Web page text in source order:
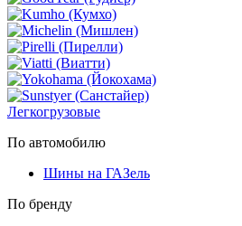
Легкогрузовые
По автомобилю
Шины на ГАЗель
По бренду